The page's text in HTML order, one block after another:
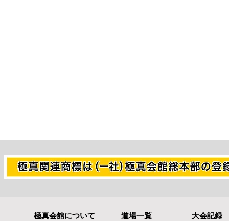
第2回全日
極真会館について
道場一覧
大会記録